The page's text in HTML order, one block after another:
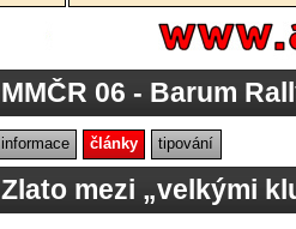
MMČR 06 - Barum
informace články tipování
Zlato mezi „velkými